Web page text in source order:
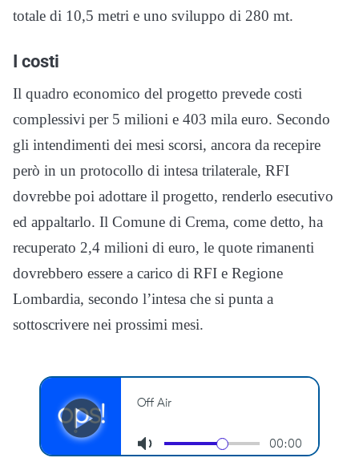
totale di 10,5 metri e uno sviluppo di 280 mt.
I costi
Il quadro economico del progetto prevede costi
complessivi per 5 milioni e 403 mila euro. Secondo
gli intendimenti dei mesi scorsi, ancora da recepire
però in un protocollo di intesa trilaterale, RFI
dovrebbe poi adottare il progetto, renderlo esecutivo
ed appaltarlo. Il Comune di Crema, come detto, ha
recuperato 2,4 milioni di euro, le quote rimanenti
dovrebbero essere a carico di RFI e Regione
Lombardia, secondo l’intesa che si punta a
sottoscrivere nei prossimi mesi.